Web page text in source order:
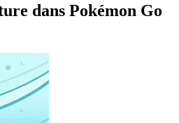
dans Pokémon Go